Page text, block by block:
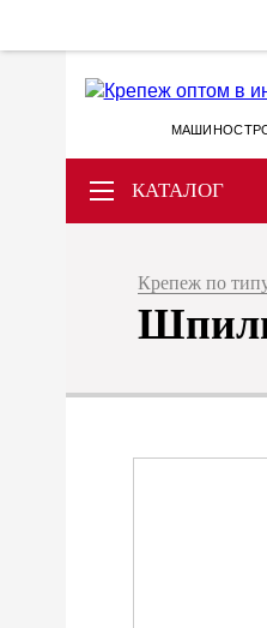
КАТАЛОГ
Крепеж по